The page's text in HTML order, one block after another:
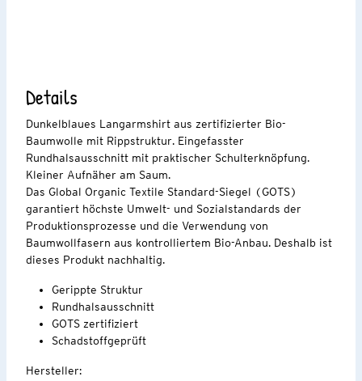
Details
Dunkelblaues Langarmshirt aus zertifizierter Bio-
Baumwolle mit Rippstruktur. Eingefasster
Rundhalsausschnitt mit praktischer Schulterknöpfung.
Kleiner Aufnäher am Saum.
Das Global Organic Textile Standard-Siegel (GOTS)
garantiert höchste Umwelt- und Sozialstandards der
Produktionsprozesse und die Verwendung von
Baumwollfasern aus kontrolliertem Bio-Anbau. Deshalb ist
dieses Produkt nachhaltig.
Gerippte Struktur
Rundhalsausschnitt
GOTS zertifiziert
Schadstoffgeprüft
Hersteller: